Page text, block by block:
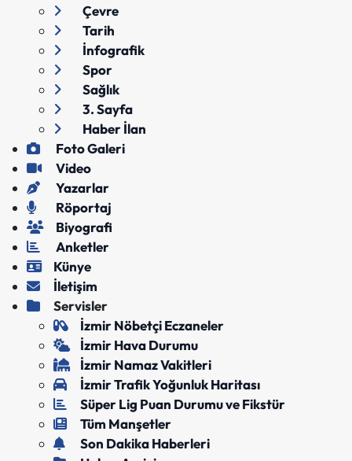
Çevre
Tarih
İnfografik
Spor
Sağlık
3. Sayfa
Haber İlan
Foto Galeri
Video
Yazarlar
Röportaj
Biyografi
Anketler
Künye
İletişim
Servisler
İzmir Nöbetçi Eczaneler
İzmir Hava Durumu
İzmir Namaz Vakitleri
İzmir Trafik Yoğunluk Haritası
Süper Lig Puan Durumu ve Fikstür
Tüm Manşetler
Son Dakika Haberleri